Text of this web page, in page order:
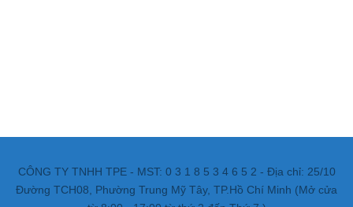
CÔNG TY TNHH TPE - MST: 0 3 1 8 5 3 4 6 5 2 - Địa chỉ: 25/10
Đường TCH08, Phường Trung Mỹ Tây, TP.Hồ Chí Minh (Mở cửa